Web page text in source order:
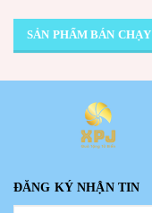
SẢN PHẨM BÁN CHẠY
ĐĂNG KÝ NHẬN TIN